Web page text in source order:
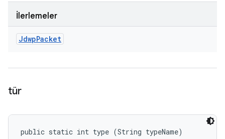
İlerlemeler
JdwpPacket
tür
public static int type (String typeName)